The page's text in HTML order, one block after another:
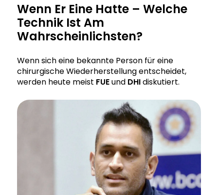
Wenn Er Eine Hatte – Welche
Technik Ist Am
Wahrscheinlichsten?
Wenn sich eine bekannte Person für eine
chirurgische Wiederherstellung entscheidet,
werden heute meist FUEund DHIdiskutiert.